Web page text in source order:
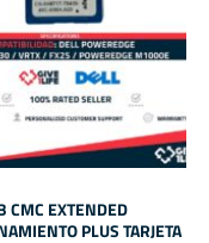
CMC EXTENDED
PLUS TARJETA